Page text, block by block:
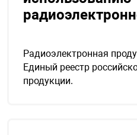
оборудование
Радиоэлектронная
Единый реестр
продукции.